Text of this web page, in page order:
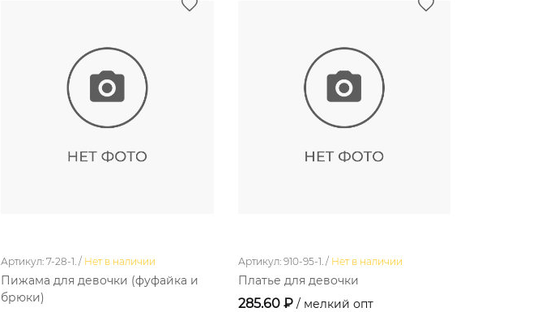
Артикул: 7-28-1. / Нет в наличии
Пижама для девочки (фуфайка и
брюки)
Артикул: 910-95-1. / Нет в наличии
Платье для девочки
285.60 ₽ / мелкий опт